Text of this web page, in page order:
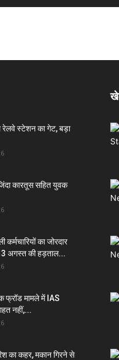
रेलवे स्टेशन का गेट, बड़ा
कारतूस सहित युवक
कर्मचारियों का जोरदार
अगस्त की हड़ताल...
फ्रॉड मामले में IAS
नहीं,...
का कहर, मकान गिरने से